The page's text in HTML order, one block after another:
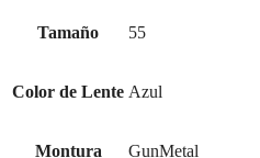
Tamaño 55
Color de Lente Azul
Montura GunMetal